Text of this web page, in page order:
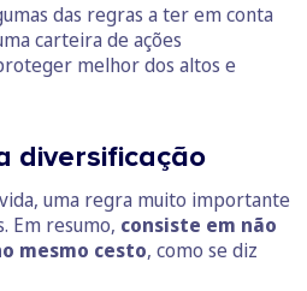
das regras a ter em conta
carteira de ações
melhor dos altos e
diversificação
uma regra muito importante
Em resumo, consiste em não
mesmo cesto, como se diz